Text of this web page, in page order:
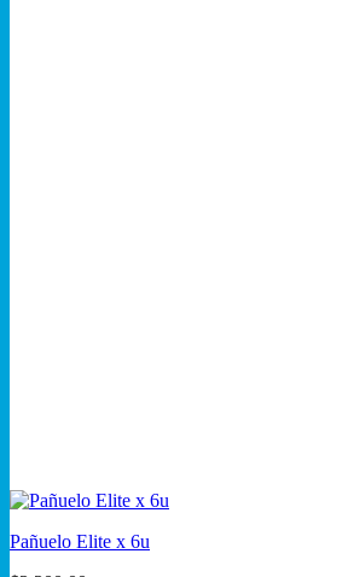
Pañuelo Elite x 6u